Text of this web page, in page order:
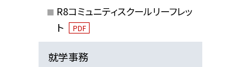
R8コミュニティスクールリーフレッ
ト
PDF
就学事務